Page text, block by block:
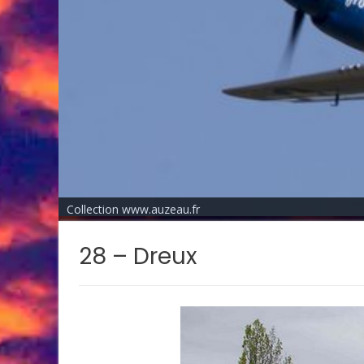
Collection www.auzeau.fr
28 – Dreux